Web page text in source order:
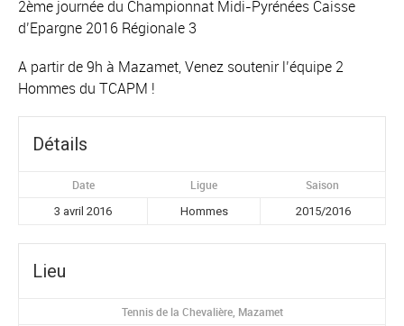
2ème journée du Championnat Midi-Pyrénées Caisse
d’Epargne 2016 Régionale 3
A partir de 9h à Mazamet, Venez soutenir l’équipe 2
Hommes du TCAPM !
Détails
Date Ligue Saison
3 avril 2016 Hommes 2015/2016
Lieu
Tennis de la Chevalière, Mazamet